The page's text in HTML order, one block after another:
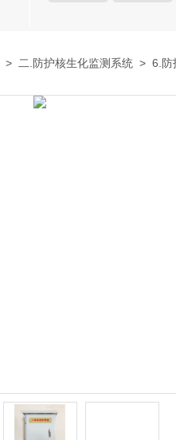
> 二.防护核生化监测系统 > 6.防